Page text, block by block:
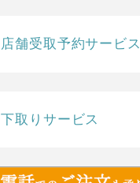
店舗受取予約サービス
下取りサービス